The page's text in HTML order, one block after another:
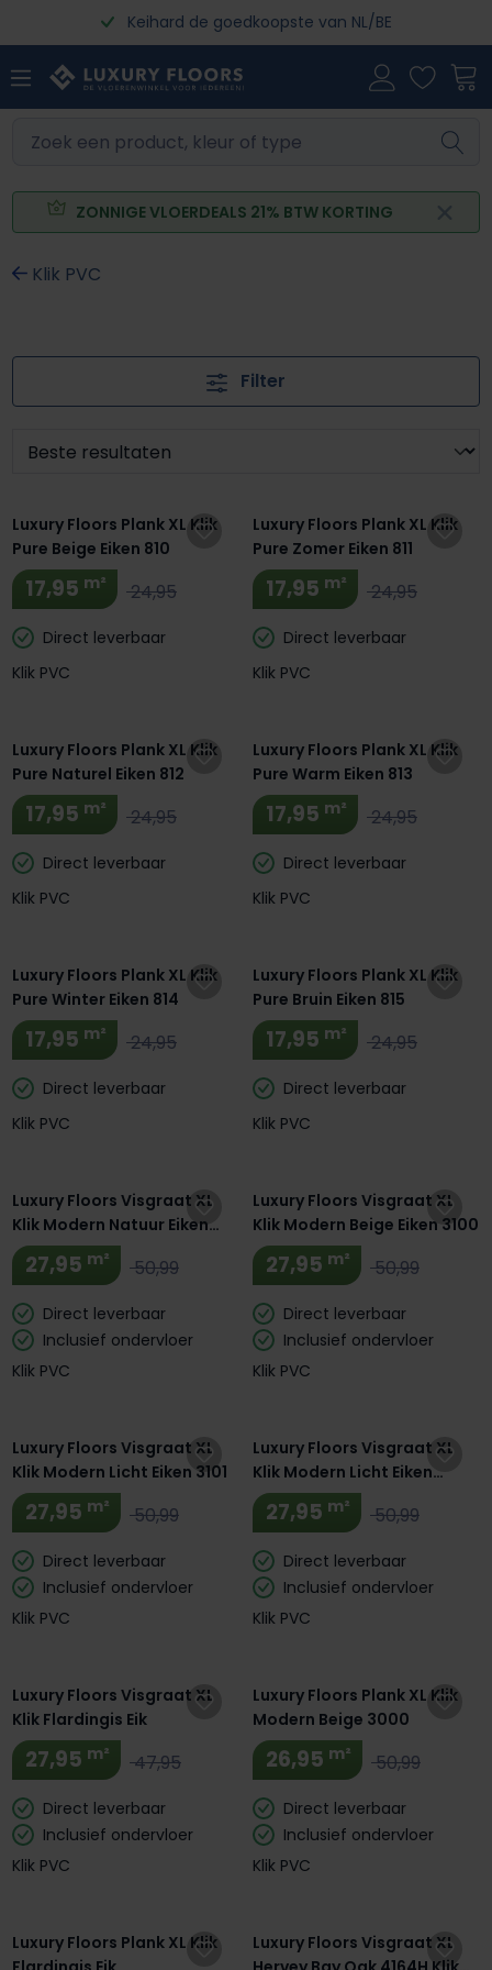
Ga naar de hoofdinhoudKeihard de goedkoopste van NL/BE
ZONNIGE VLOERDEALS 21% BTW KORTING
Klik PVC
Filter
Luxury Floors Plank XL Klik
Pure Beige Eiken 810
17,95 m² 24,95
Direct leverbaar
Klik PVC
Luxury Floors Plank XL Klik
Pure Zomer Eiken 811
17,95 m² 24,95
Direct leverbaar
Klik PVC
Luxury Floors Plank XL Klik
Pure Naturel Eiken 812
17,95 m² 24,95
Direct leverbaar
Klik PVC
Luxury Floors Plank XL Klik
Pure Warm Eiken 813
17,95 m² 24,95
Direct leverbaar
Klik PVC
Luxury Floors Plank XL Klik
Pure Winter Eiken 814
17,95 m² 24,95
Direct leverbaar
Klik PVC
Luxury Floors Plank XL Klik
Pure Bruin Eiken 815
17,95 m² 24,95
Direct leverbaar
Klik PVC
Luxury Floors Visgraat XL
Klik Modern Natuur Eiken
3103
27,95 m² 50,99
Direct leverbaar
Inclusief ondervloer
Klik PVC
Luxury Floors Visgraat XL
Klik Modern Beige Eiken 3100
27,95 m² 50,99
Direct leverbaar
Inclusief ondervloer
Klik PVC
Luxury Floors Visgraat XL
Klik Modern Licht Eiken 3101
27,95 m² 50,99
Direct leverbaar
Inclusief ondervloer
Klik PVC
Luxury Floors Visgraat XL
Klik Modern Licht Eiken
Gerookt 3102
27,95 m² 50,99
Direct leverbaar
Inclusief ondervloer
Klik PVC
Luxury Floors Visgraat XL
Klik Flardingis Eik
27,95 m² 47,95
Direct leverbaar
Inclusief ondervloer
Klik PVC
Luxury Floors Plank XL Klik
Modern Beige 3000
26,95 m² 50,99
Direct leverbaar
Inclusief ondervloer
Klik PVC
Luxury Floors Plank XL Klik
Luxury Floors Visgraat XL